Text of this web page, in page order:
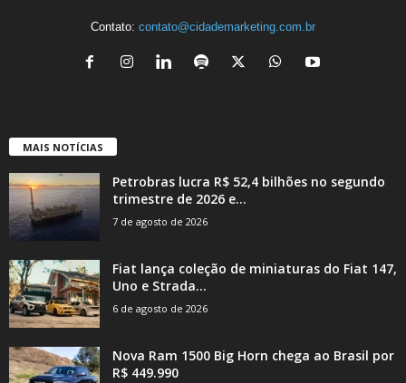
Contato: contato@cidademarketing.com.br
MAIS NOTÍCIAS
Petrobras lucra R$ 52,4 bilhões no segundo
trimestre de 2026 e...
7 de agosto de 2026
Fiat lança coleção de miniaturas do Fiat 147,
Uno e Strada...
6 de agosto de 2026
Nova Ram 1500 Big Horn chega ao Brasil por
R$ 449.990